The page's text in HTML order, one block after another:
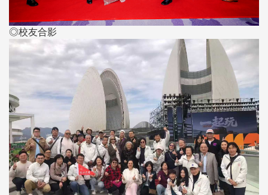
◎校友合影